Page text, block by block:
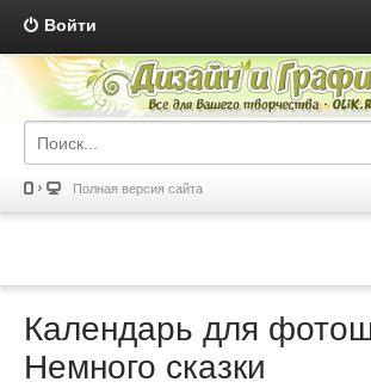
Войти
Полная версия сайта
Календарь для
Немного сказки